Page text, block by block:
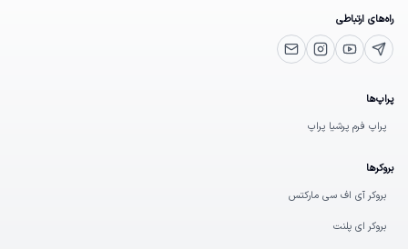
راه‌های ارتباطی
تلگرام پشتیبانی
یوتیوباینستاگرامایمیل
پراپ‌ها
پراپ فرم پرشیا پراپ
بروکرها
بروکر آی اف سی مارکتس
بروکر ای پلنت